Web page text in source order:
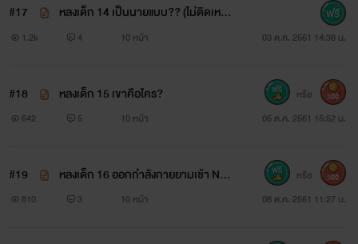
#17
หลงเด็ก 14 เป็นนายแบบ?? (ไม่ติดเหรีย
ญ)
1.2k 4 10 หน้า 03 ต.ค. 2561 14:38 น.
#18 หลงเด็ก 15 เขาคือใคร?
642 5 10 หน้า 05 ต.ค. 2561 15:52 น.
หรือ 300
#19
หลงเด็ก 16 ออกกำลังกายยามเช้า Nc+
++
810 3 10 หน้า 08 ต.ค. 2561 11:27 น.
หรือ 300